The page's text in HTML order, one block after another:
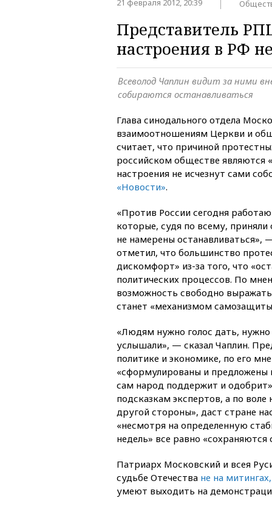
21 февраля 2012, 20:39
Представитель
настроения в РФ
Всеволод Чаплин видит за ними
собираются останавливаться
Глава синодального отдела
взаимоотношениям Церкви и
считает, что причиной
российском обществе являются
настроения не исчезнут сами
«Новости».
«Против России сегодня
которые, судя по всему,
не намерены останавливаться»,
отметил, что большинство
дискомфорт» из-за того, что
политических процессов. По
возможность свободно
станет «механизмом
«Людям нужно голос дать, нужно
услышали», — сказал Чаплин.
политике и экономике, по его
«сформулированы и предложены
сам народ поддержит и
подсказкам экспертов, а по
другой стороны», даст стране
«несмотря на определенную
недель» все равно «сохраняются
Патриарх Московский и всея
судьбе Отечества не на
умеют выходить на